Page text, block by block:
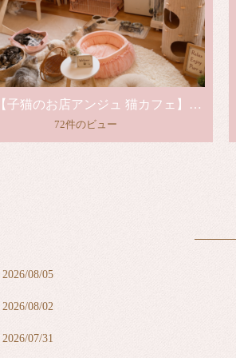
【子猫のお店アンジュ 猫カフェ】グランドオープンのお知らせ
72件のビュー
2026/08/05
2026/08/02
2026/07/31